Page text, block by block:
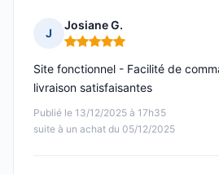
J
Josiane G.
Note : 5 sur 5
Publié le 13/12/2025 à 17h35
suite à un achat du 05/12/2025
Site fonctionnel - Facilité de
livraison satisfaisantes